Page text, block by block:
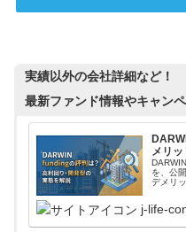
実績以外の会社詳細など！
最新ファンド情報やキャン
メリ
を、公
デメリ
前に公
す。
j-life-